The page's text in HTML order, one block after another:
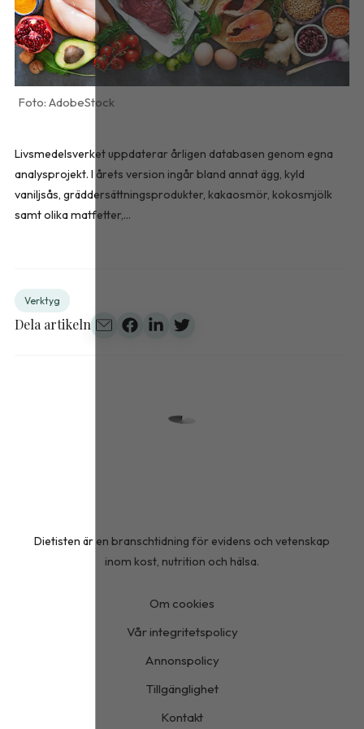
AdobeStock
Livsmedelsverket uppdaterar årligen databasen genom egna
analysprojekt. I årets version ingår bland annat ägg, kyld
vaniljsås, gräddersättningsprodukter, kakaosmör, kokosmjölk
samt olika matfetter,...
Verktyg
Dela artikeln
Dietisten är en branschtidning för evidens och vetenskap
inom kost, nutrition och hälsa.
Om cookies
Vår integritetspolicy
Annonspolicy
Tillgänglighet
Kontakt